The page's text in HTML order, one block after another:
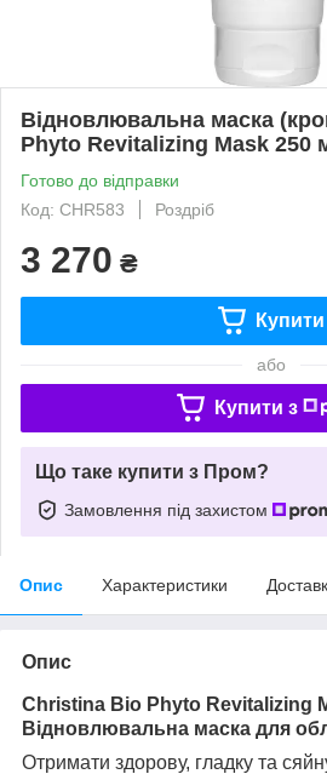
Відновлювальна маска
Phyto Revitalizing Mask 250
Готово до відправки
Код: CHR583
Роздріб
3 270 ₴
Купити
або
Купити з
Що таке купити з Пром?
Замовлення під захистом
Опис Характеристики
Опис
Christina Bio Phyto Revitalizing
Відновлювальна маска для
Отримати здорову, гладку та